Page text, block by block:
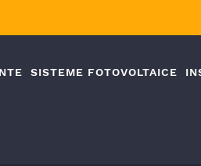
SISTEME FOTOVOLTAICE